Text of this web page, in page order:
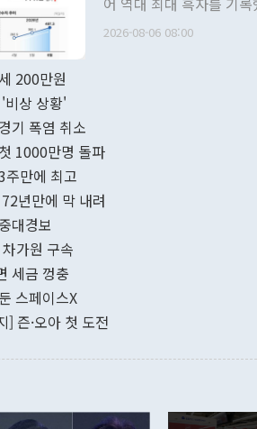
관의 무리한 대북 접근법
다. [정동영 통일부 장관이 지난달 23일 오후 서울 종로구 정부서울청사에
무너졌다고도 했다. 또 "
함께 4자 대화의 동력을
"우리의 선의대로 하는
관은 업무보고 사후 브
이 9월 러시아 블라디보
료=한국은행] 한국은행이 6일 발표한 '2026년 6월 국제수지(잠정)'에 따르
며 월간 기준 처음으로
196.9% 급증했고 컴퓨터
수출은 160.4% 늘었으
기록했지만 지식재산권
로 전환됐다. 본원소득수
는 배당수입이 늘어난
였던 올해 3월(369억
2026-08-06 08:00
200만원
비상 상황'
기 폭염 취소
1000만명 돌파
주만에 최고
년만에 막 내려
대경보
가원 구속
세금 껑충
스페이스X
] 즌·오아 첫 도전